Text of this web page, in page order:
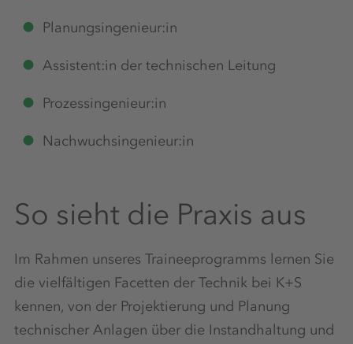
Planungsingenieur:in
Assistent:in der technischen Leitung
Prozessingenieur:in
Nachwuchsingenieur:in
So sieht die Praxis aus
Im Rahmen unseres Traineeprogramms lernen Sie
die vielfältigen Facetten der Technik bei K+S
kennen, von der Projektierung und Planung
technischer Anlagen über die Instandhaltung und